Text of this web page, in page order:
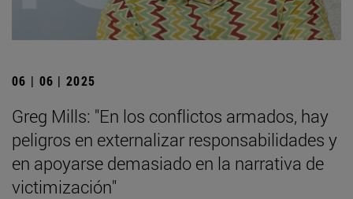
06 | 06 | 2025
Greg Mills: "En los conflictos armados, hay
peligros en externalizar responsabilidades y
en apoyarse demasiado en la narrativa de
victimización"